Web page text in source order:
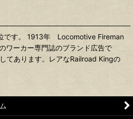
す。 1913年 Locomotive Fireman
ワーカー専門誌のブランド広告で
てあります。レアなRailroad Kingの